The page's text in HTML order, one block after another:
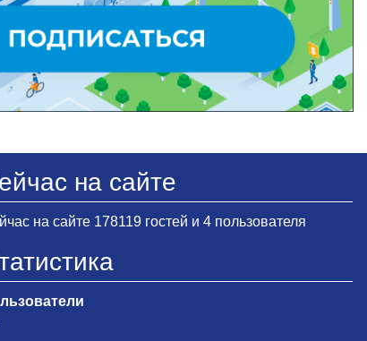
на сайте
на сайте 178119 гостей и 4 пользователя